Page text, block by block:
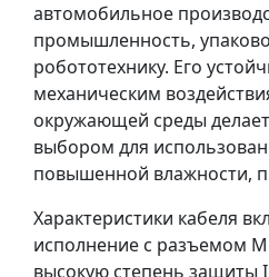
автомобильное
промышленность,
робототехнику. Его
механическим
окружающей среды
выбором для
повышенной влажности,
Характеристики кабеля
исполнение с разъемом
высокую степень защиты